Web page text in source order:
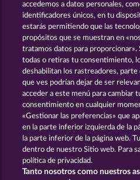
MAGIC BOOK 6
Términos y
Declaración de
Empresa
accedemos a datos personales,
identificadores únicos, en tu
estarás permitiendo que las
propósitos que se muestran en
tratamos datos para proporcionar».
todas o retiras tu consentimiento,
deshabilitan los rastreadores,
que ves podrían dejar de ser
acceder a este menú para cambiar
consentimiento en cualquier
«Gestionar las preferencias» que
en la parte inferior izquierda de la
la parte inferior de la página web.
dentro de nuestro Sitio web. Para
política de privacidad.
Tanto nosotros como nuestros